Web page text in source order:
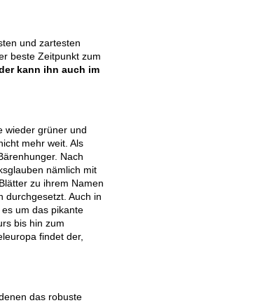
und zartesten
beste Zeitpunkt zum
kann ihn auch im
wieder grüner und
mehr weit. Als
Nach
nämlich mit
zu ihrem Namen
durchgesetzt. Auch in
um das pikante
bis hin zum
findet der,
das robuste